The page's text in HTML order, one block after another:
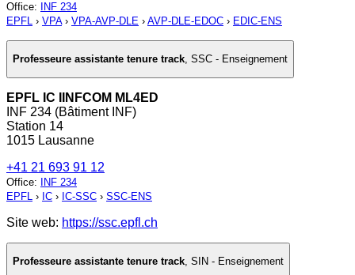
Office:
INF 234
EPFL › VPA› VPA-AVP-DLE › AVP-DLE-EDOC › EDIC-ENS
Professeure assistante tenure track, SSC - Enseignement
EPFL IC IINFCOM ML4ED
INF 234 (Bâtiment INF)
Station 14
1015 Lausanne
+41 21 693 91 12
Office: INF 234
EPFL › IC › IC-SSC › SSC-ENS
Site web: https://ssc.epfl.ch
Professeure assistante tenure track, SIN - Enseignement